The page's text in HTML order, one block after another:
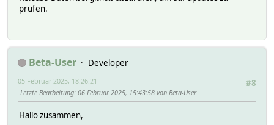
prüfen.
Beta-User
Developer
#8
05 Februar 2025, 18:26:21
Letzte Bearbeitung: 06 Februar 2025, 15:43:58 von Beta-User
Hallo zusammen,